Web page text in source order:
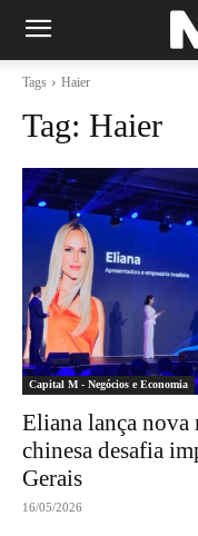
Tags Haier
Tag: Haier
Capital M - Negócios e Economia
Eliana lança nova
chinesa desafia
Gerais
16/05/2026